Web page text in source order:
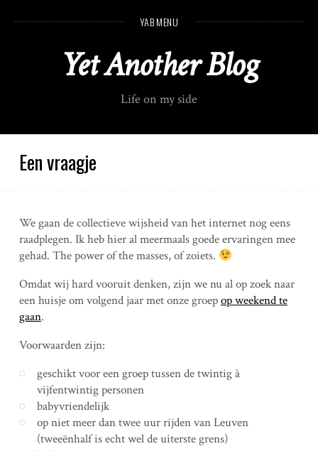
n
YAB MENU
Yet Another Blog
Life on my side
Een vraagje
We gaan de collectieve wijsheid van het internet nog eens
raadplegen. Ik heb hier al meermaals goede ervaringen mee
gehad. The power of the masses, of zoiets.
Omdat wij hard vooruit denken, zijn we nu al op zoek naar
een huisje om volgend jaar met onze groepop weekend te
gaan.
Voorwaarden zijn:
geschikt voor een groep tussen de twintig à
vijfentwintig personen
babyvriendelijk
op niet meer dan twee uur rijden van Leuven
(tweeënhalf is echt wel de uiterste grens)